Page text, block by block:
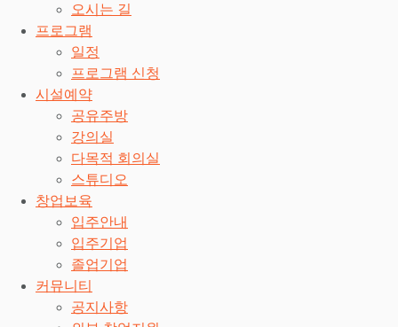
오시는 길
프로그램
일정
프로그램 신청
시설예약
공유주방
강의실
다목적 회의실
스튜디오
창업보육
입주안내
입주기업
졸업기업
커뮤니티
공지사항